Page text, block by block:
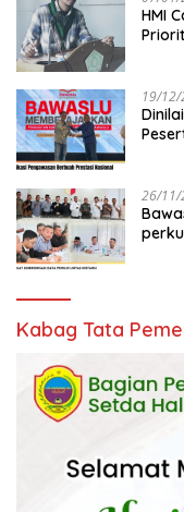
HMI
19/
26/11/
Kabag Tata